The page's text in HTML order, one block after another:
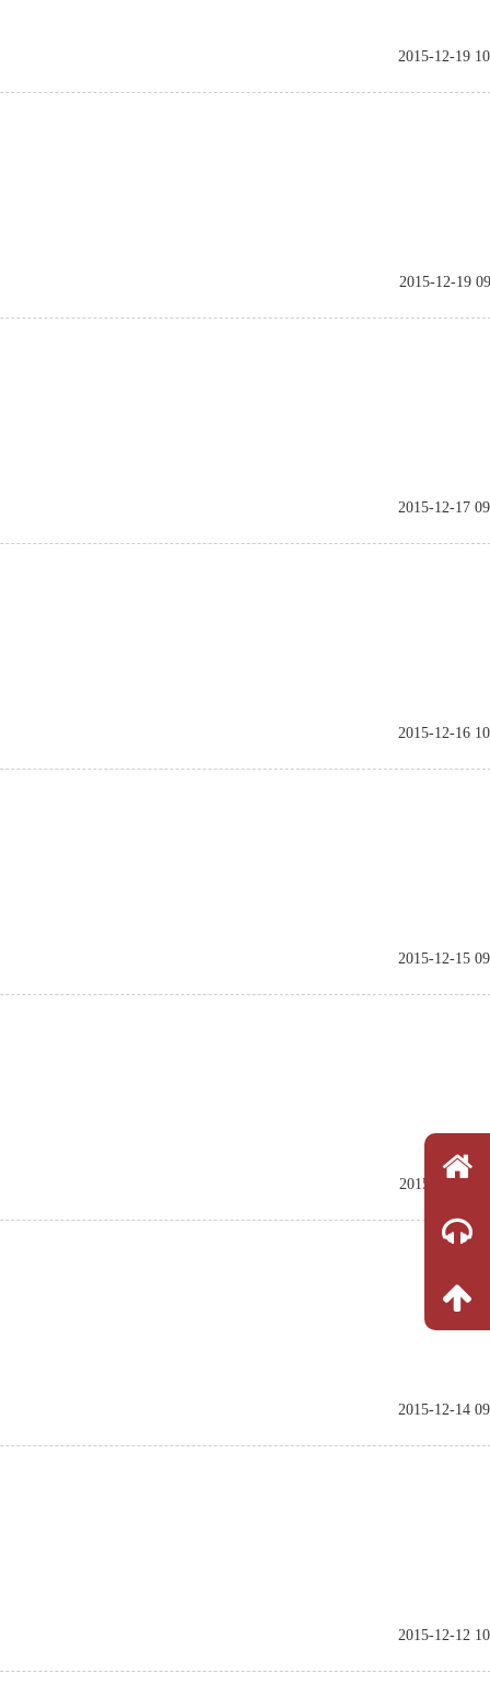
2015-12-19
2015-12-19
2015-12-17
2015-12-16
2015-12-15
2015-12-14
2015-12-14
2015-12-12